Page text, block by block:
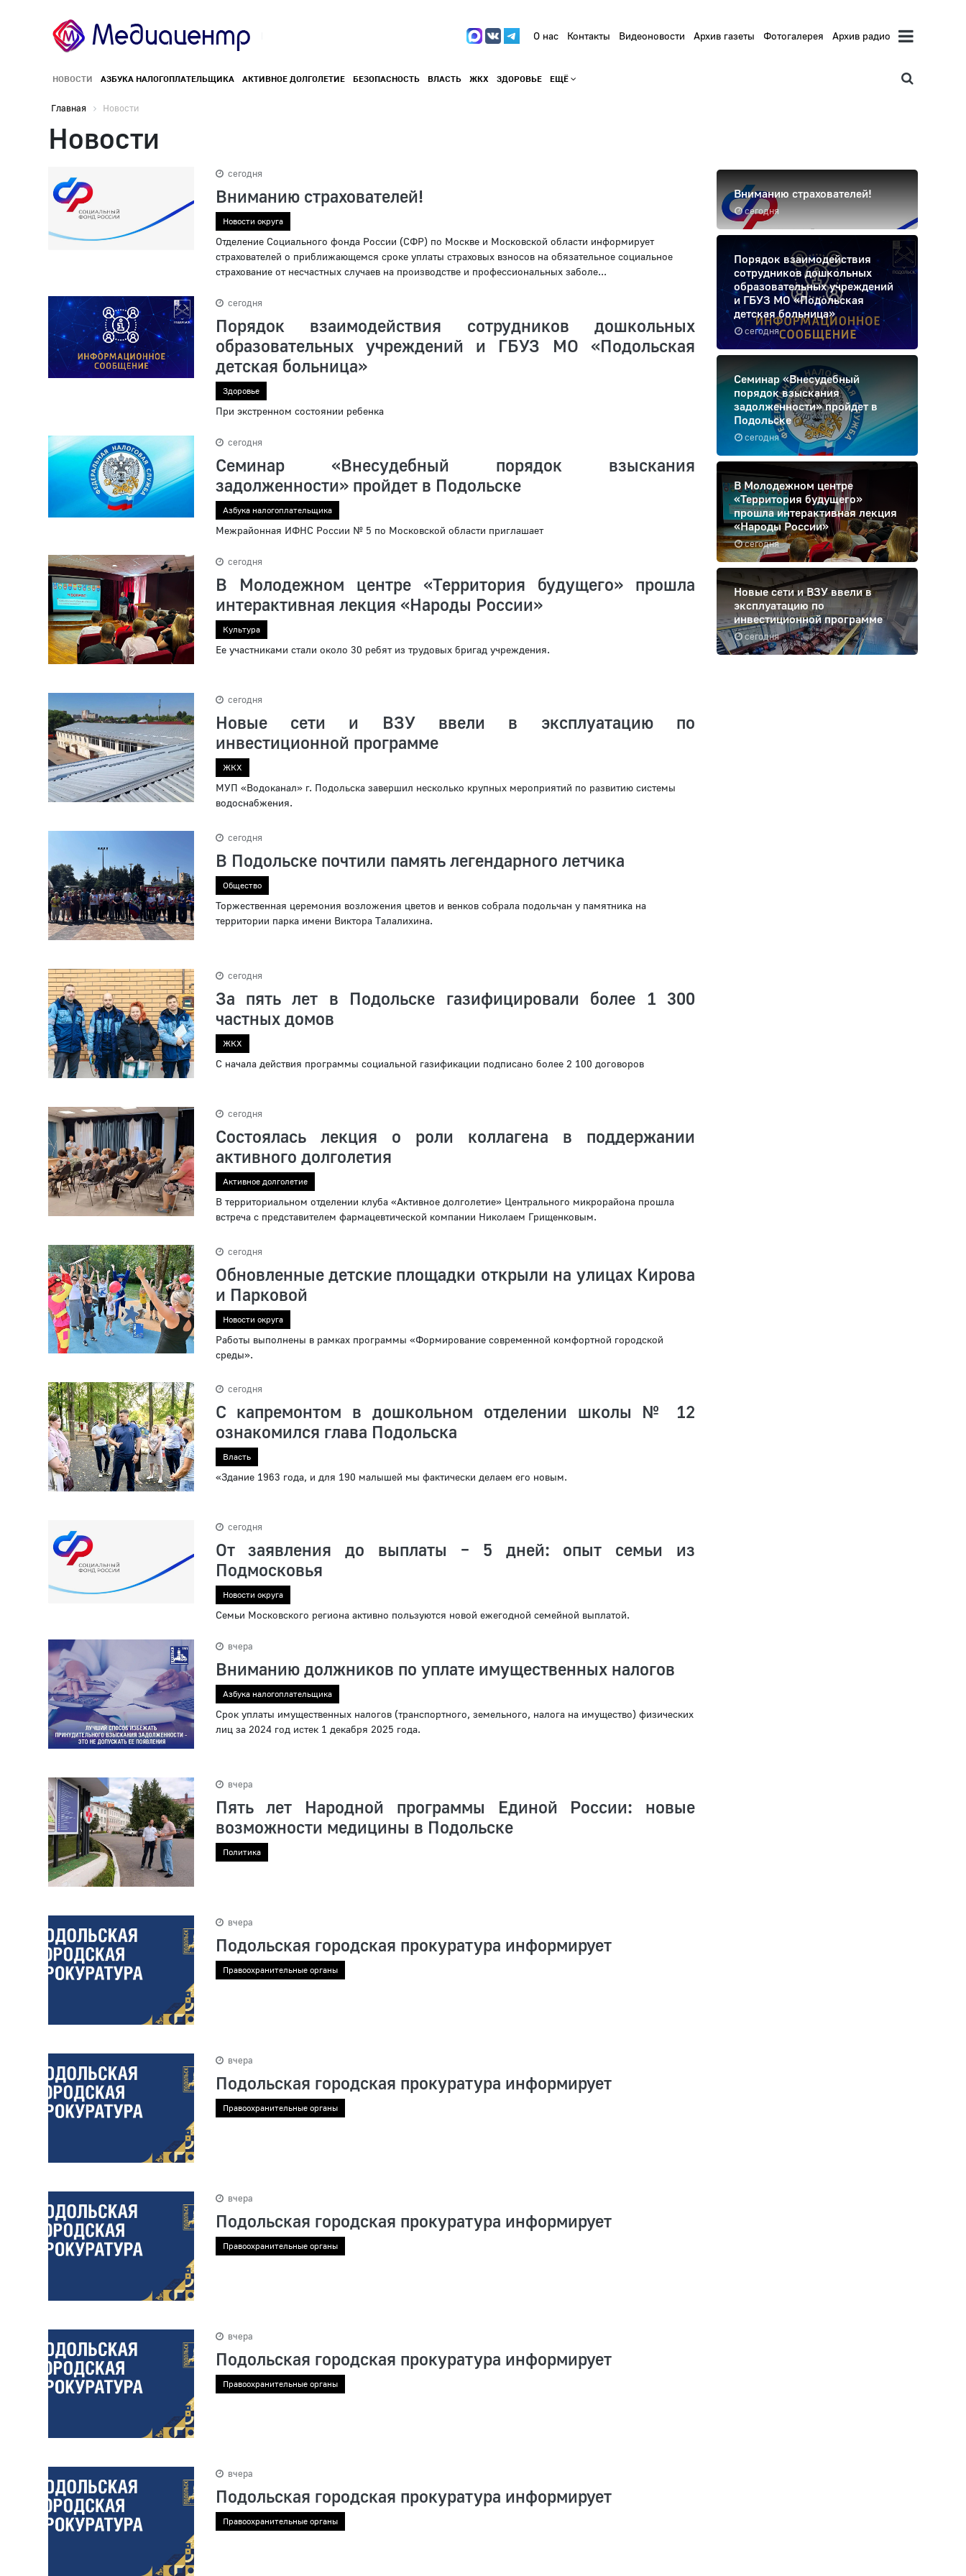
О нас Контакты Видеоновости Архив газеты Фотогалерея Архив радио
НОВОСТИ АЗБУКА НАЛОГОПЛАТЕЛЬЩИКА АКТИВНОЕ ДОЛГОЛЕТИЕ БЕЗОПАСНОСТЬ ВЛАСТЬ ЖКХ ЗДОРОВЬЕ ЕЩЁ
Главная Новости
Новости
сегодня
Вниманию страхователей!
Новости округа
Отделение Социального фонда России (СФР) по Москве и Московской области информирует
страхователей о приближающемся сроке уплаты страховых взносов на обязательное социальное
страхование от несчастных случаев на производстве и профессиональных заболе...
сегодня
Порядок взаимодействия сотрудников дошкольных
образовательных учреждений и ГБУЗ МО «Подольская
детская больница»
Здоровье
При экстренном состоянии ребенка
сегодня
Семинар «Внесудебный порядок взыскания
задолженности» пройдет в Подольске
Азбука налогоплательщика
Межрайонная ИФНС России № 5 по Московской области приглашает
сегодня
В Молодежном центре «Территория будущего» прошла
интерактивная лекция «Народы России»
Культура
Ее участниками стали около 30 ребят из трудовых бригад учреждения.
сегодня
Новые сети и ВЗУ ввели в эксплуатацию по
инвестиционной программе
ЖКХ
МУП «Водоканал» г. Подольска завершил несколько крупных мероприятий по развитию системы
водоснабжения.
сегодня
В Подольске почтили память легендарного летчика
Общество
Торжественная церемония возложения цветов и венков собрала подольчан у памятника на
территории парка имени Виктора Талалихина.
сегодня
За пять лет в Подольске газифицировали более 1 300
частных домов
ЖКХ
С начала действия программы социальной газификации подписано более 2 100 договоров
сегодня
Состоялась лекция о роли коллагена в поддержании
активного долголетия
Активное долголетие
В территориальном отделении клуба «Активное долголетие» Центрального микрорайона прошла
встреча с представителем фармацевтической компании Николаем Грищенковым.
сегодня
Обновленные детские площадки открыли на улицах Кирова
и Парковой
Новости округа
Работы выполнены в рамках программы «Формирование современной комфортной городской
среды».
сегодня
С капремонтом в дошкольном отделении школы № 12
ознакомился глава Подольска
Власть
«Здание 1963 года, и для 190 малышей мы фактически делаем его новым.
сегодня
От заявления до выплаты – 5 дней: опыт семьи из
Подмосковья
Новости округа
Семьи Московского региона активно пользуются новой ежегодной семейной выплатой.
вчера
Вниманию должников по уплате имущественных налогов
Азбука налогоплательщика
Срок уплаты имущественных налогов (транспортного, земельного, налога на имущество) физических
лиц за 2024 год истек 1 декабря 2025 года.
вчера
Пять лет Народной программы Единой России: новые
возможности медицины в Подольске
Политика
вчера
Подольская городская прокуратура информирует
Правоохранительные органы
вчера
Подольская городская прокуратура информирует
Правоохранительные органы
вчера
Подольская городская прокуратура информирует
Правоохранительные органы
вчера
Подольская городская прокуратура информирует
Правоохранительные органы
вчера
Подольская городская прокуратура информирует
Правоохранительные органы
сегодня
Вниманию страхователей!
сегодня
Порядок взаимодействия
сотрудников дошкольных
образовательных учреждений
и ГБУЗ МО «Подольская
детская больница»
сегодня
Семинар «Внесудебный
порядок взыскания
задолженности» пройдет в
Подольске
сегодня
В Молодежном центре
«Территория будущего»
прошла интерактивная лекция
«Народы России»
сегодня
Новые сети и ВЗУ ввели в
эксплуатацию по
инвестиционной программе